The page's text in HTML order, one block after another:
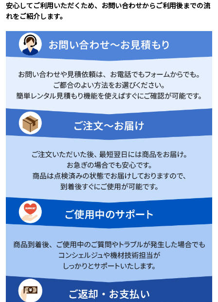
安心してご利用いただくため、お問い合わせからご利用後までの流
れをご紹介します。